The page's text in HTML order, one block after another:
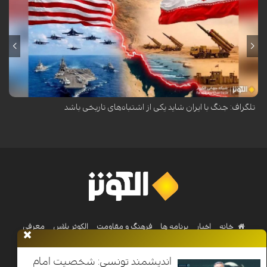
روزنامه دیلی تلگراف در تحلیلی هشدار داده است که جنگ آمریکا و اسرائیل
علیه ایران ممکن است به یکی از اشتباهات تاریخی تبدیل شود.
تلگراف: جنگ با ایران شاید یکی از اشتباه‌های تاریخی باشد
اندیشمند تونسی: شخصیت امام
خانه اخبار برنامه ها فرهنگ و مقاومت الکوثر پلاس
معرفی